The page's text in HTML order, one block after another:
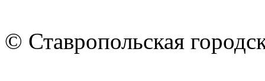
© Ставропольская